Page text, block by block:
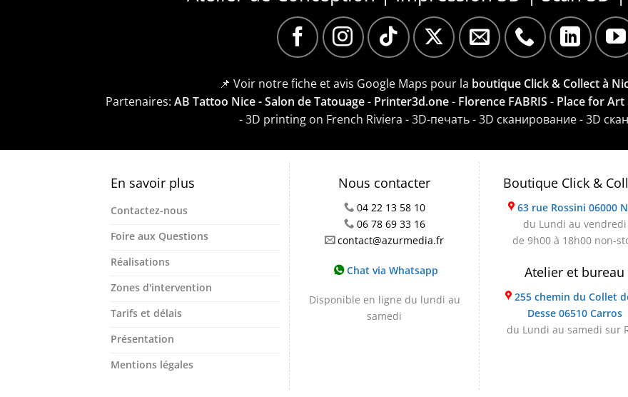
📌 Voir notre fiche et avis Google Maps pour la boutique Click & Collect à
Partenaires: AB Tattoo Nice - Salon de Tatouage- Printer3d.one- Florence FABRIS - Place for
- 3D printing on French Riviera - 3D-печать - 3D сканирование - 3D
En savoir plus
Contactez-nous
Foire aux Questions
Réalisations
Zones d'intervention
Tarifs et délais
Présentation
Mentions légales
Nous contacter
04 22 13 58 10
06 78 69 33 16
contact@azurmedia.fr
Chat via Whatsapp
Disponible en ligne du lundi au
samedi
Boutique Click &
63 rue Rossini 06000
du Lundi au vendredi
de 9h00 à 18h00 non-
Atelier et bureau
255 chemin du Collet
Desse 06510 Carros
du Lundi au samedi sur